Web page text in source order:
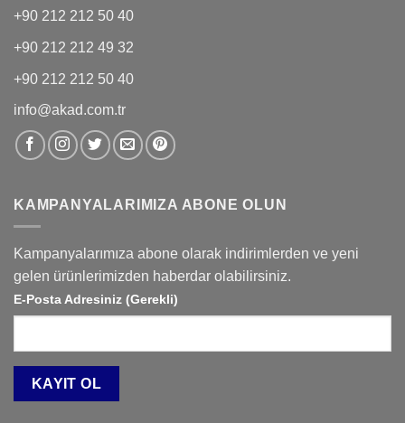
+90 212 212 50 40
+90 212 212 49 32
+90 212 212 50 40
info@akad.com.tr
KAMPANYALARIMIZA ABONE OLUN
Kampanyalarımıza abone olarak indirimlerden ve yeni
gelen ürünlerimizden haberdar olabilirsiniz.
E-Posta Adresiniz (Gerekli)